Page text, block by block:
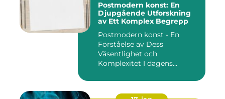
Postmodern konst: En
Djupgående Utforskning
av Ett Komplex Begrepp
Postmodern konst - En
Förståelse av Dess
Väsentlighet och
Komplexitet I dagens